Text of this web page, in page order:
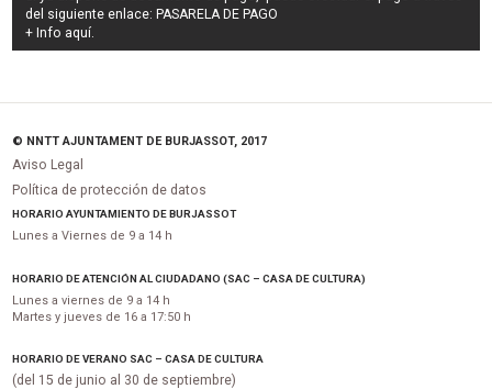
del siguiente enlace:PASARELA DE PAGO
+ Info aquí.
© NNTT AJUNTAMENT DE BURJASSOT, 2017
Aviso Legal
Política de protección de datos
HORARIO AYUNTAMIENTO DE BURJASSOT
Lunes a Viernes de 9 a 14 h
HORARIO DE ATENCIÓN AL CIUDADANO (SAC – CASA DE CULTURA)
Lunes a viernes de 9 a 14 h
Martes y jueves de 16 a 17:50 h
HORARIO DE VERANO SAC – CASA DE CULTURA
(del 15 de junio al 30 de septiembre)